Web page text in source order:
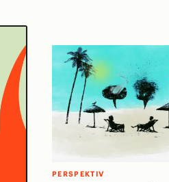
PERSPEKTIV